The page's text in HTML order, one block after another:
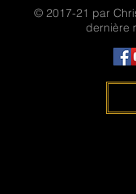
© 2017-21 par
dernière